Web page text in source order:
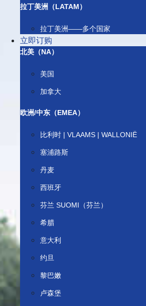
拉丁美洲（LATAM）
拉丁美洲——多个国家
立即订购
北美（NA）
美国
加拿大
欧洲/中东（EMEA）
比利时 | VLAAMS | WALLONIË
塞浦路斯
丹麦
西班牙
芬兰 SUOMI（芬兰）
希腊
意大利
约旦
黎巴嫩
卢森堡